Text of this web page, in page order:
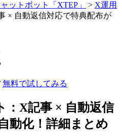
ットボット「XTEP」 > X運用
× 自動返信対応で特典配布が
無料で試してみる
：X記事 × 自動返信
動化！詳細まとめ